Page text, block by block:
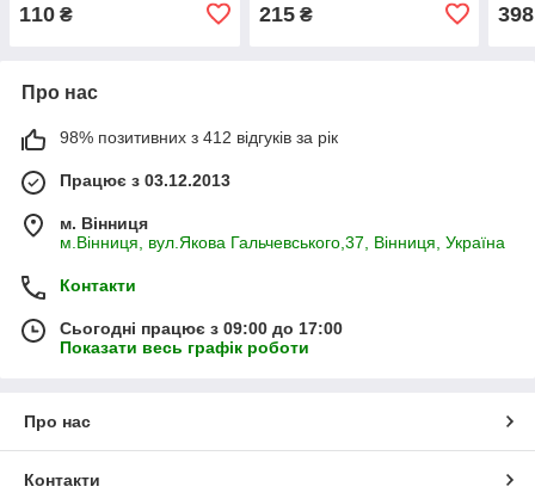
110 ₴ 215₴ 398
Про нас
98% позитивних з 412 відгуків за рік
Працює з 03.12.2013
м. Вінниця
м.Вінниця, вул.Якова Гальчевського,37, Вінниця, Україна
Контакти
Сьогодні працює з 09:00 до 17:00
Показати весь графік роботи
Про нас
Контакти